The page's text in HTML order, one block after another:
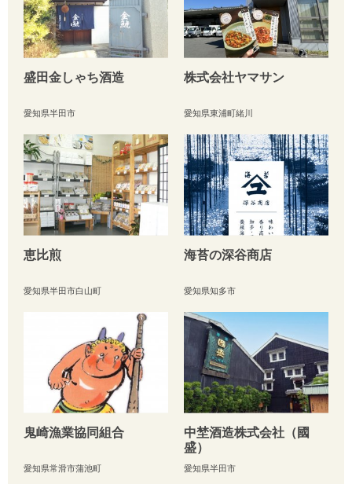
盛田金しゃち酒造
愛知県半田市
株式会社ヤマサン
愛知県東浦町緒川
恵比煎
愛知県半田市白山町
海苔の深谷商店
愛知県知多市
鬼崎漁業協同組合
愛知県常滑市蒲池町
中埜酒造株式会社（國
盛）
愛知県半田市